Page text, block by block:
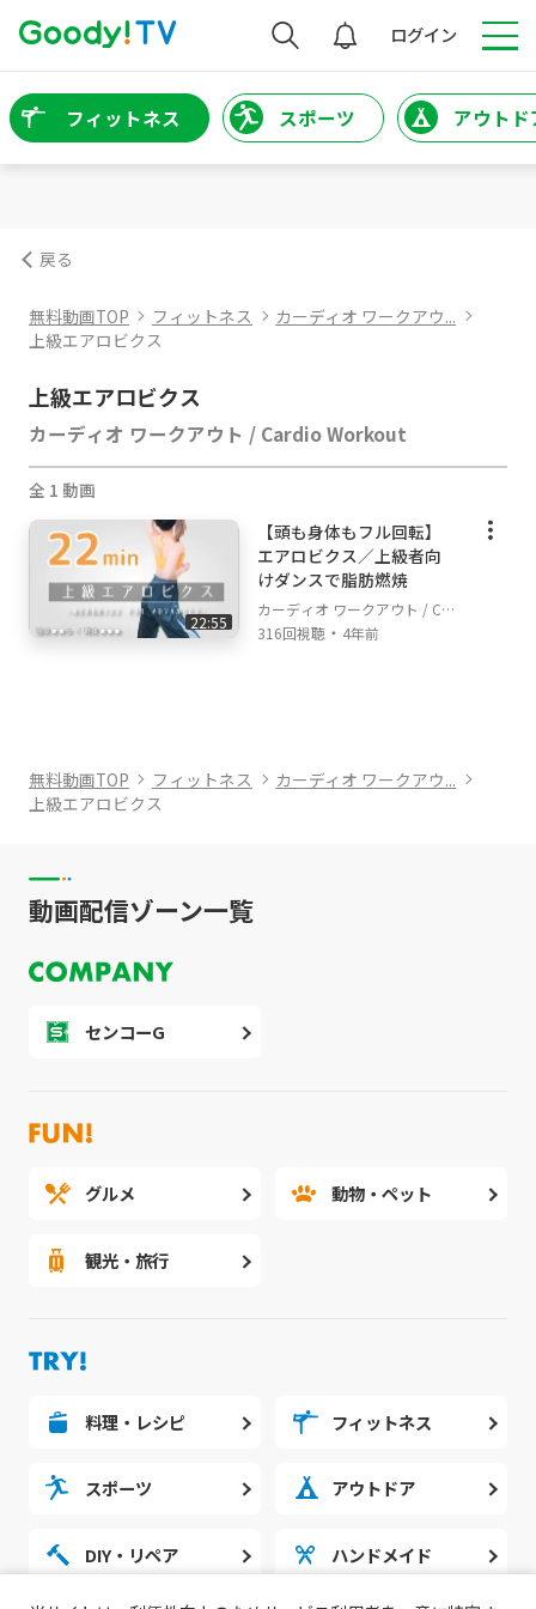
検索 ログイン
フィットネス スポーツ アウトド
戻る
無料動画TOP フィットネス
カーディオ ワークアウ...
上級エアロビクス
上級エアロビクス
カーディオ ワークアウト / Cardio Workout
全 1 動画
22:55
【頭も身体もフル回転】
エアロビクス／上級者向
けダンスで脂肪燃焼
カーディオ ワークアウト / Car
dio Workout
316回視聴 ・ 4年前
無料動画TOP フィットネス
カーディオ ワークアウ...
上級エアロビクス
動画配信ゾーン一覧
センコーG
グルメ 動物・ペット
観光・旅行
料理・レシピ フィットネス
スポーツ アウトドア
DIY・リペア ハンドメイド